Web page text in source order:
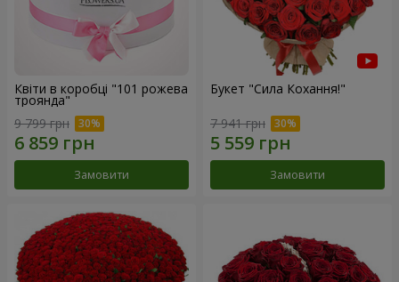
Квіти в коробці "101 рожева
троянда"
9 799 грн
Замовити
Букет "Сила Кохання!"
7 941 грн
Замовити